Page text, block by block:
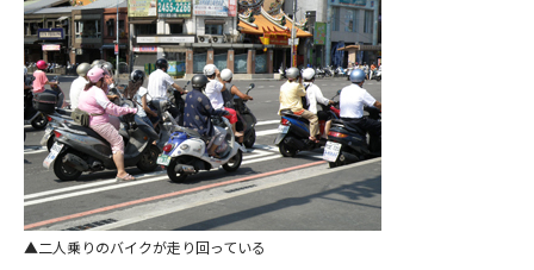
二人乗りのバイクが走り回っている